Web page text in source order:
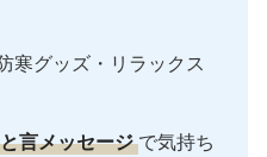
寒グッズ・リラックス
言メッセージ で気持ち